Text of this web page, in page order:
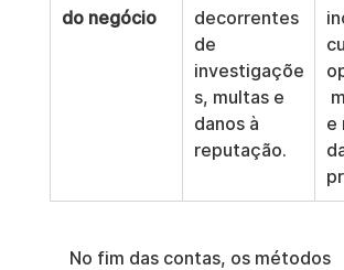
do negócio
decorrentes
de
investigaçõe
s, multas e
danos à
reputação.
e
No fim das contas, os métodos